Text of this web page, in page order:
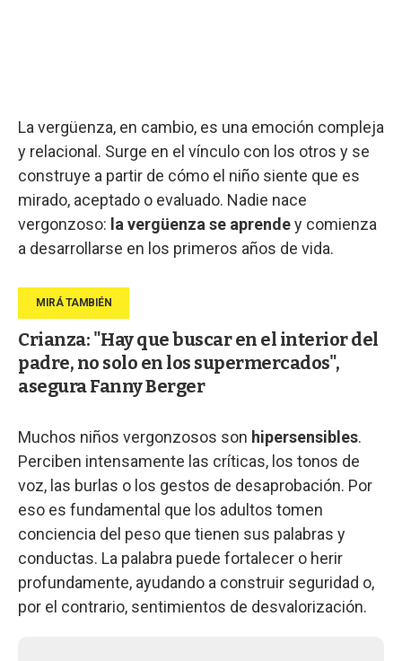
La vergüenza, en cambio, es una emoción compleja
y relacional. Surge en el vínculo con los otros y se
construye a partir de cómo el niño siente que es
mirado, aceptado o evaluado. Nadie nace
vergonzoso: la vergüenza se aprendey comienza
a desarrollarse en los primeros años de vida.
Crianza: "Hay que buscar en el interior del
padre, no solo en los supermercados",
asegura Fanny Berger
Muchos niños vergonzosos son hipersensibles.
Perciben intensamente las críticas, los tonos de
voz, las burlas o los gestos de desaprobación. Por
eso es fundamental que los adultos tomen
conciencia del peso que tienen sus palabras y
conductas. La palabra puede fortalecer o herir
profundamente, ayudando a construir seguridad o,
por el contrario, sentimientos de desvalorización.